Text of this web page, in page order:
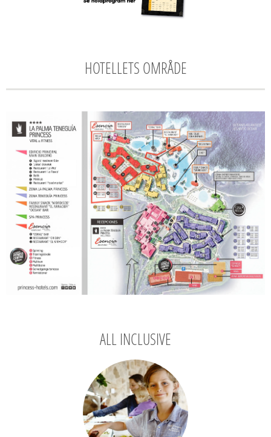
HOTELLETS OMRÅDE
ALL INCLUSIVE